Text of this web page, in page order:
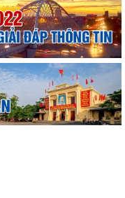
Chính sách xã hội phường
CHÍNH TRỰC TUYẾN TẠI
Đảng viên mới